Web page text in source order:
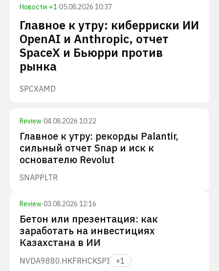
Новости·+1·05.08.2026 10:37
Главное к утру: киберриски ИИ
OpenAI и Anthropic, отчет
SpaceX и Бьюрри против
рынка
SPCXAMD
Review·04.08.2026 10:22
Главное к утру: рекорды Palantir,
сильный отчет Snap и иск к
основателю Revolut
SNAPPLTR
Review·03.08.2026 12:16
Бетон или презентация: как
заработать на инвестициях
Казахстана в ИИ
NVDA9880.HKFRHCKSPI +1